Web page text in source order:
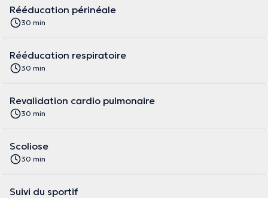
Rééducation périnéale
30 min
Rééducation respiratoire
30 min
Revalidation cardio pulmonaire
30 min
Scoliose
30 min
Suivi du sportif